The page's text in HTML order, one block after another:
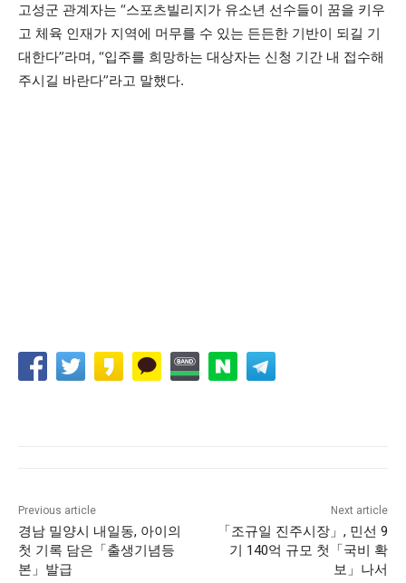
고성군 관계자는 “스포츠빌리지가 유소년 선수들이 꿈을 키우
고 체육 인재가 지역에 머무를 수 있는 든든한 기반이 되길 기
대한다”라며, “입주를 희망하는 대상자는 신청 기간 내 접수해
주시길 바란다”라고 말했다.
Previous article
경남 밀양시 내일동, 아이의
첫 기록 담은「출생기념등
본」발급
Next article
「조규일 진주시장」, 민선 9
기 140억 규모 첫「국비 확
보」나서